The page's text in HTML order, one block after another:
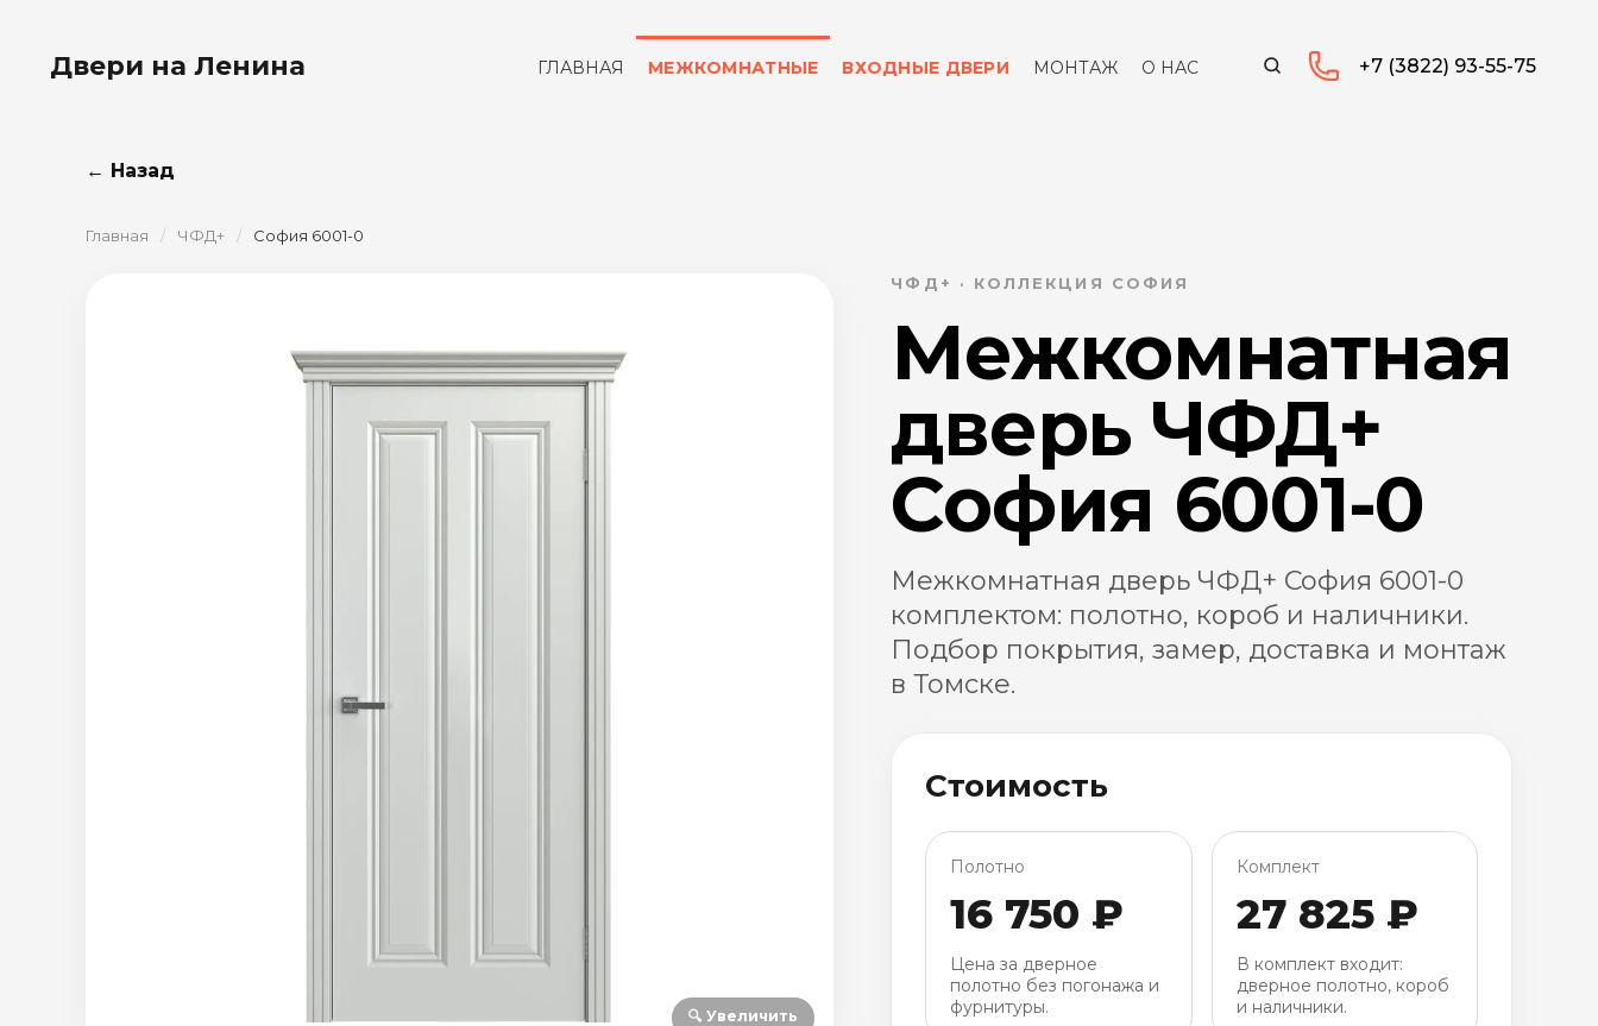
Двери на Ленина ГЛАВНАЯ МЕЖКОМНАТНЫЕ ВХОДНЫЕ ДВЕРИ МОНТАЖ О НАС +7 (3822) 93-55-75
← Назад
Главная / ЧФД+ / София 6001-0
🔍 Увеличить
ЧФД+ · КОЛЛЕКЦИЯ СОФИЯ
Межкомнатная
дверь ЧФД+
София 6001-0
Межкомнатная дверь ЧФД+ София 6001-0
комплектом: полотно, короб и наличники.
Подбор покрытия, замер, доставка и монтаж
в Томске.
Стоимость
Полотно
16 750 ₽
Цена за дверное
полотно без погонажа и
фурнитуры.
Комплект
27 825 ₽
В комплект входит:
дверное полотно, короб
и наличники.